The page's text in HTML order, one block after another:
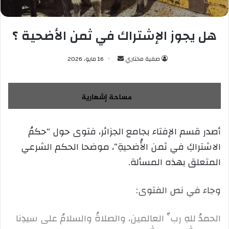
هل يجوز الإشتراك في ثمن الأضحية ؟
صفية مختاري
س
ل
ب
ي
د
ر
16 مايو، 2026
أصدر قسم الإفتاء بجامع الجزائر، فتوى حول “حكمُ
الاشتراكِ في ثمن الأُضحيةِ”، موضحا الحكم الشرعي
المتعلق بهذه المسألة.
وجاء في نص الفتوى:
الحمدُ للهِ ربِّ العالمين، والصلاةُ والسلامُ على سيدِنا